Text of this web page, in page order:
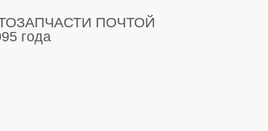
ПОЧТОЙ
года